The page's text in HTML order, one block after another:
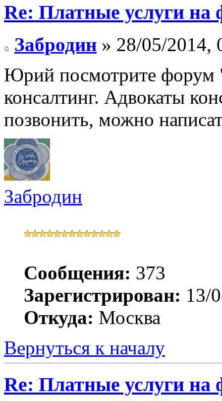
Re: Платные услуги на
Забродин » 28/05/2014,
Юрий посмотрите форум
консалтинг. Адвокаты
позвонить, можно
Забродин
Сообщения: 373
Зарегистрирован: 13/
Откуда: Москва
Вернуться к началу
Re: Платные услуги на